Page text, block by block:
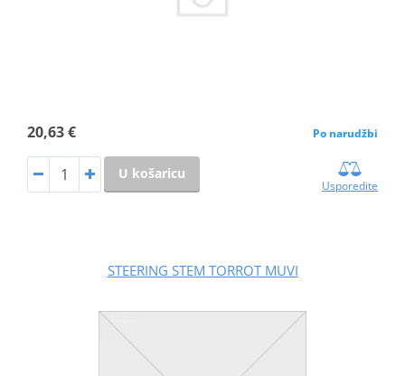
20,63 € Po narudžbi
U košaricu
Usporedite
STEERING STEM TORROT MUVI